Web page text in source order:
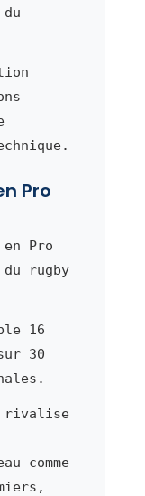
Pro
Pro
rugby
16
30
rivalise
comme